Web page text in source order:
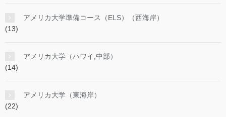
アメリカ大学準備コース（ELS）（西海岸）
(13)
アメリカ大学（ハワイ,中部）
(14)
アメリカ大学（東海岸）
(22)